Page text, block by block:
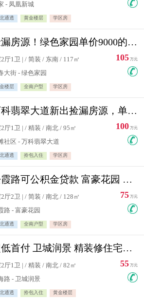
- 凤凰新城
通透 黄金楼层 学区房
捡漏房源！绿色家园单价9000的大三居，实验小学永明双学区
厅1卫 | / 简装 / 东南 / 117㎡
大街 - 绿色家园
楼层 全南户型 学区房
105 万元
万科翡翠大道新出捡漏房源，单价10500精装修
厅1卫 | / 精装 / 南北 / 95㎡
社区 - 万科翡翠大道
通透 拎包入住 学区房
100 万元
松霞路可公积金贷款 富豪花园 复式住宅急售送小棚
厅2卫 | / 简装 / 南北 / 128㎡
路 - 富豪花园
通透 全南户型 学区房
75 万元
超低首付 卫城润景 精装修住宅急售 可公积金贷款
2厅1卫 | / 精装 / 南北 / 82㎡
路 - 卫城润景
通透 拎包入住 黄金楼层
55 万元